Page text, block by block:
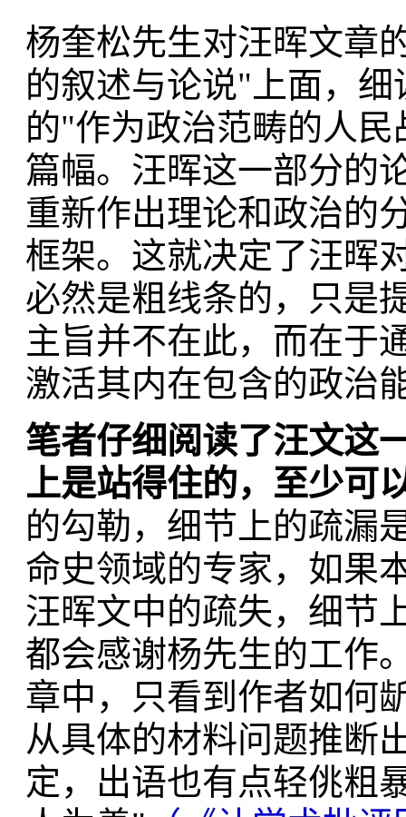
杨奎松先生对汪晖文章
的叙述与论说"上面，
的"作为政治范畴的人
篇幅。汪晖这一部分的
重新作出理论和政治的
框架。这就决定了汪晖
必然是粗线条的，只是
主旨并不在此，而在于
激活其内在包含的政治
笔者仔细阅读了汪文这
上是站得住的，至少可
的勾勒，细节上的疏漏
命史领域的专家，如果
汪晖文中的疏失，细节
都会感谢杨先生的工作
章中，只看到作者如何
从具体的材料问题推断
定，出语也有点轻佻粗